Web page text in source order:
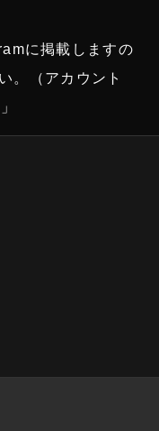
に掲載しますの
。（アカウント